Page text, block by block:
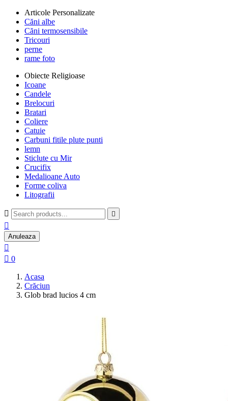
Articole Personalizate
Căni albe
Căni termosensibile
Tricouri
perne
rame foto
Obiecte Religioase
Icoane
Candele
Brelocuri
Bratari
Coliere
Catuie
Carbuni fitile plute punti
lemn
Sticlute cu Mir
Crucifix
Medalioane Auto
Forme coliva
Litografii
 

Anuleaza

 0
Acasa
Crăciun
Glob brad lucios 4 cm